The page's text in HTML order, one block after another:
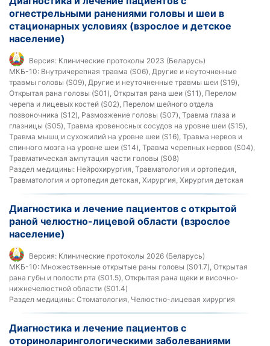
огнестрельными ранениями головы и шеи в
стационарных условиях (взрослое и детское
население)
Версия: Клинические протоколы 2023 (Беларусь)
МКБ-10: Внутричерепная травма (S06), Другие и неуточненные
травмы головы (S09), Другие и неуточненные травмы шеи (S19),
Открытая рана головы (S01), Открытая рана шеи (S11), Перелом
черепа и лицевых костей (S02), Перелом шейного отдела
позвоночника (S12), Размозжение головы (S07), Травма глаза и
глазницы (S05), Травма кровеносных сосудов на уровне шеи (S15),
Травма мышц и сухожилий на уровне шеи (S16), Травма нервов и
спинного мозга на уровне шеи (S14), Травма черепных нервов (S04),
Травматическая ампутация части головы (S08)
Раздел медицины: Нейрохирургия, Травматология и ортопедия,
Травматология и ортопедия детская, Хирургия, Хирургия детская
Диагностика и лечение пациентов с открытой
раной челюстно-лицевой области (взрослое
население)
Версия: Клинические протоколы 2026 (Беларусь)
МКБ-10: Множественные открытые раны головы (S01.7), Открытая
рана губы и полости рта (S01.5), Открытая рана щеки и височно-
нижнечелюстной области (S01.4)
Раздел медицины: Стоматология, Челюстно-лицевая хирургия
Диагностика и лечение пациентов с
оториноларингологическими заболеваниями